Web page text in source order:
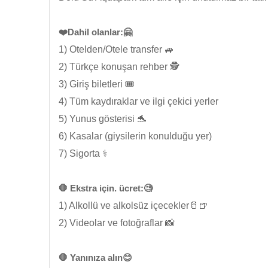
❤️Dahil olanlar:🤗
1) Otelden/Otele transfer 🚙
2) Türkçe konuşan rehber 🕵️
3) Giriş biletleri 🎟️
4) Tüm kaydıraklar ve ilgi çekici yerler
5) Yunus gösterisi 🐬
6) Kasalar (giysilerin konulduğu yer)
7) Sigorta ⚕️
🛑 Ekstra için. ücret:🧐
1) Alkollü ve alkolsüz içecekler🥛🍺
2) Videolar ve fotoğraflar 📸
🛑 Yanınıza alın😊